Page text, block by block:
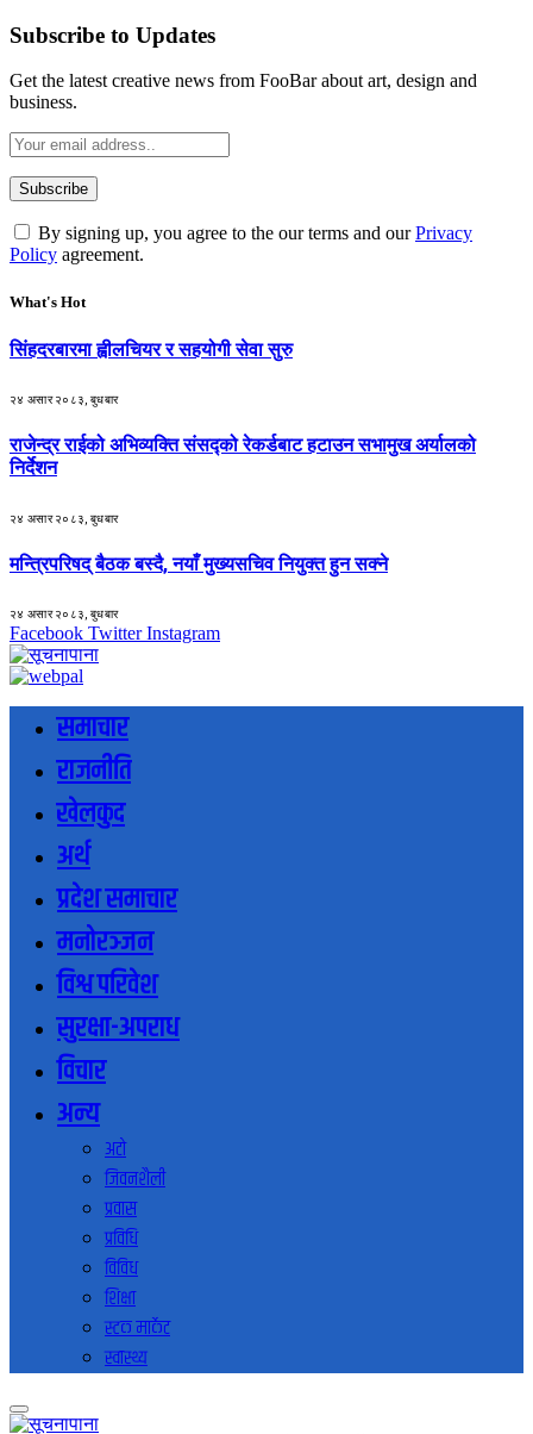
Subscribe to Updates
Get the latest creative news from FooBar about art, design and
business.
By signing up, you agree to the our terms and ourPrivacy
Policy agreement.
What's Hot
सिंहदरबारमा ह्वीलचियर र सहयोगी सेवा सुरु
२४ असार २०८३, बुधबार
राजेन्द्र राईको अभिव्यक्ति संसद्को रेकर्डबाट हटाउन सभामुख अर्यालको
निर्देशन
२४ असार २०८३, बुधबार
मन्त्रिपरिषद् बैठक बस्दै, नयाँ मुख्यसचिव नियुक्त हुन सक्ने
२४ असार २०८३, बुधबार
Facebook Twitter Instagram
समाचार
राजनीति
खेलकुद
अर्थ
प्रदेश समाचार
मनोरञ्जन
विश्व परिवेश
सुरक्षा-अपराध
विचार
अन्य
अटो
जिवनशैली
प्रवास
प्रविधि
विविध
शिक्षा
स्टक मार्केट
स्वास्थ्य